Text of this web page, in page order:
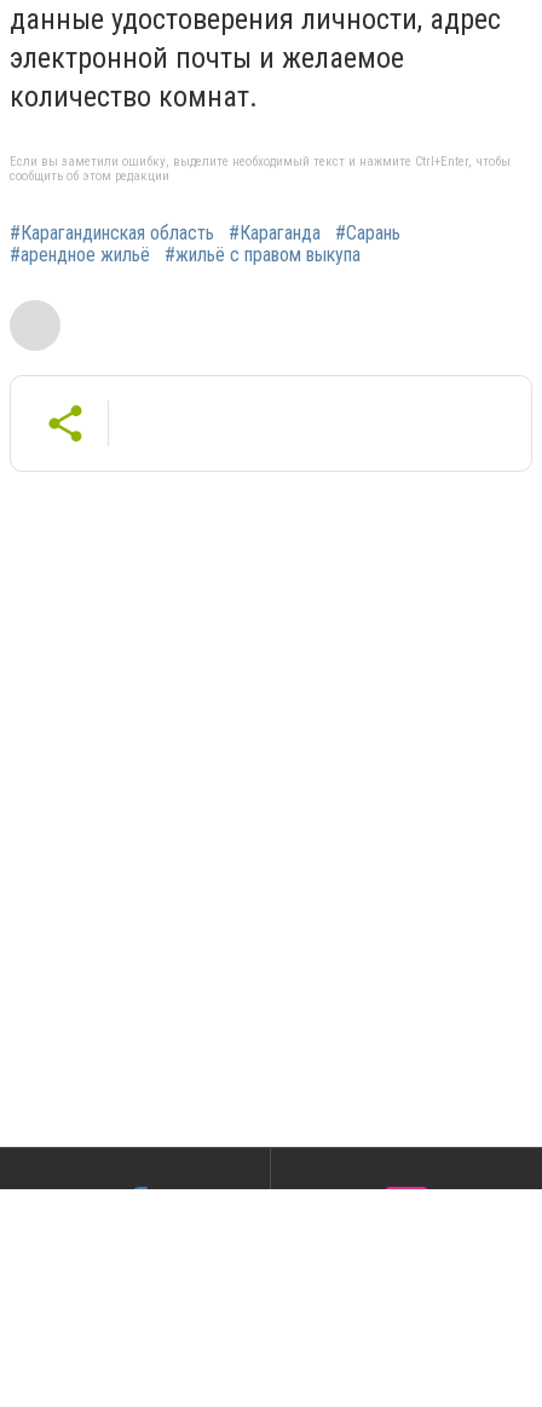
данные удостоверения личности, адрес
электронной почты и желаемое
количество комнат.
Если вы заметили ошибку, выделите необходимый текст и нажмите Ctrl+Enter, чтобы
сообщить об этом редакции
#Карагандинская область #Караганда
#Сарань
#арендное жильё
#жильё с правом выкупа